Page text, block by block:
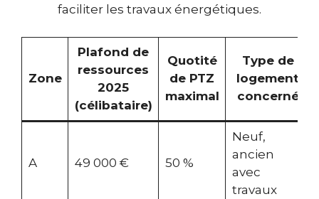
faciliter les travaux énergétiques.
Zone
Plafond de
ressources
2025
(célibataire)
Quotité
de PTZ
maximal
Type de
logement
concerné
A 49 000 € 50 %
Neuf,
ancien
avec
travaux